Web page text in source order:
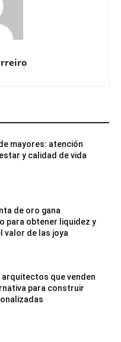
mayores: atención
y calidad de vida
de oro gana
para obtener liquidez y
valor de las joya
arquitectos que venden
para construir